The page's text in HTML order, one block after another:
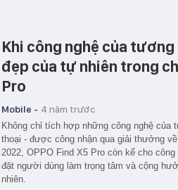
Khi công nghệ của
đẹp của tự nhiên trong
Pro
Mobile - 4 năm trước
Không chỉ tích hợp những công nghệ của
thoại - được công nhận qua giải thưởng
2022, OPPO Find X5 Pro còn kể cho
đặt người dùng làm trọng tâm và cộng
nhiên.